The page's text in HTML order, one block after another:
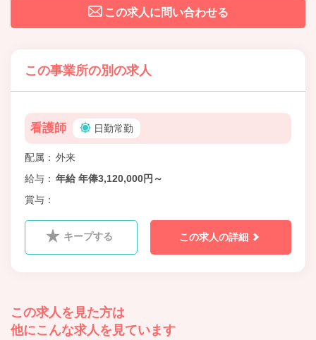
この求人に問い合わせる
この事業所の別の求人
看護師 日勤常勤
配属
外来
給与
年給 年俸3,120,000円～
賞与
キープする この求人の詳細
この求人を見た方は
他にこんな求人を見ています